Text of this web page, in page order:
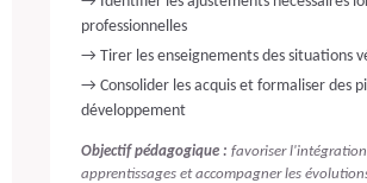
professionnelles
→ Tirer les enseignements des situations
→ Consolider les acquis et formaliser des
développement
Objectif pédagogique : favoriser
apprentissages et accompagner les